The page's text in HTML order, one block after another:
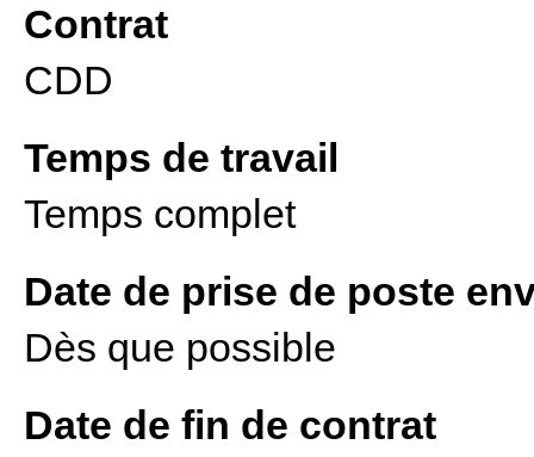
Contrat
CDD
Temps de travail
Temps complet
Date de prise de poste
Dès que possible
Date de fin de contrat